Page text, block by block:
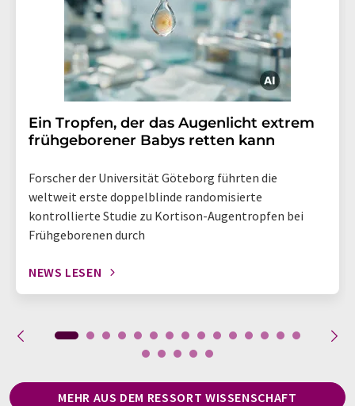
Ein Tropfen, der das Augenlicht extrem
frühgeborener Babys retten kann
Forscher der Universität Göteborg führten die
weltweit erste doppelblinde randomisierte
kontrollierte Studie zu Kortison-Augentropfen bei
Frühgeborenen durch
NEWS LESEN
MEHR AUS DEM RESSORT WISSENSCHAFT